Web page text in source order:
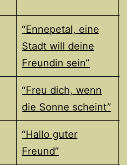
“Ennepetal, eine
Stadt will deine
Freundin sein”
“Freu dich, wenn
die Sonne scheint”
“Hallo guter
Freund”